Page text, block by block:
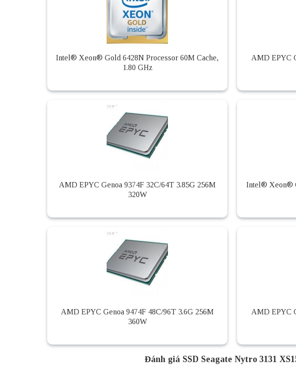
Intel® Xeon® Gold 6428N Processor 60M Cache,
1.80 GHz
AMD EPYC
AMD EPYC Genoa 9374F 32C/64T 3.85G 256M
320W
Intel® Xeon®
AMD EPYC Genoa 9474F 48C/96T 3.6G 256M
360W
AMD EPYC
Đánh giá SSD Seagate Nytro 3131